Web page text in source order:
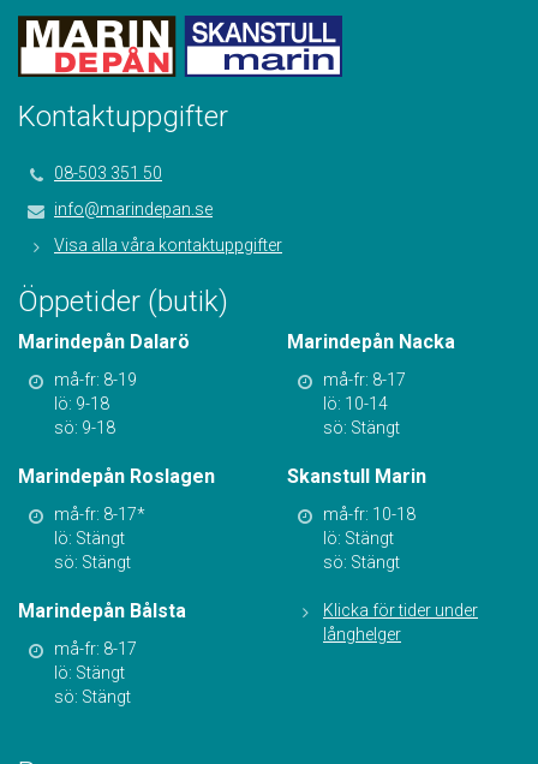
Kontaktuppgifter
08-503 351 50
info@marindepan.se
Visa alla våra kontaktuppgifter
Öppetider (butik)
Marindepån Dalarö
må-fr: 8-19
lö: 9-18
sö: 9-18
Marindepån Nacka
må-fr: 8-17
lö: 10-14
sö: Stängt
Marindepån Roslagen
må-fr: 8-17*
lö: Stängt
sö: Stängt
Skanstull Marin
må-fr: 10-18
lö: Stängt
sö: Stängt
Marindepån Bålsta
må-fr: 8-17
lö: Stängt
sö: Stängt
Klicka för tider under
långhelger